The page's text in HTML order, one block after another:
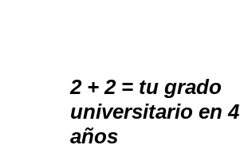
2 + 2 = tu grado
universitario en 4
años